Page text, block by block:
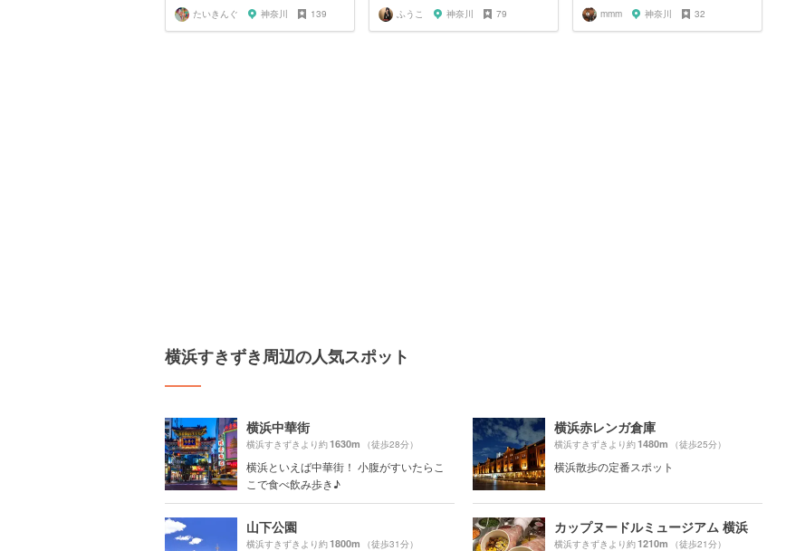
たいきんぐ 神奈川 139 ふうこ 神奈川 79 mmm 神奈川 32
横浜すきずき周辺の人気スポット
横浜中華街
横浜すきずきより約1630m （徒歩28分）
横浜といえば中華街！ 小腹がすいたらこ
こで食べ飲み歩き♪
横浜赤レンガ倉庫
横浜すきずきより約1480m （徒歩25分）
横浜散歩の定番スポット
山下公園
横浜すきずきより約1800m （徒歩31分）
カップヌードルミュージアム 横浜
横浜すきずきより約1210m （徒歩21分）